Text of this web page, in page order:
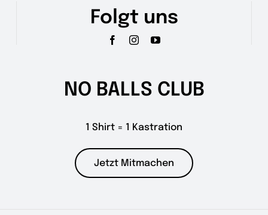
Folgt uns
NO BALLS CLUB
1 Shirt = 1 Kastration
Jetzt Mitmachen